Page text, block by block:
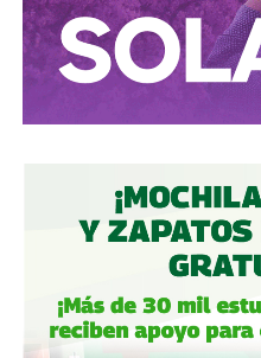
paró y donde han iniciado,
mujeres, movimientos,
universal.
Sin embargo,la vieja
narrativas y relatos
mismos que obedecen al
occidental de
problema exclusivo ni de
asunto continental.
Y es que ese sistemaviejo